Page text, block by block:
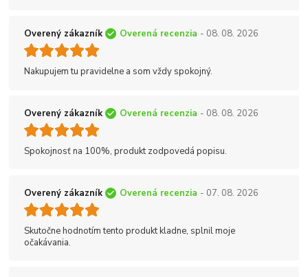
Overený zákazník Overená recenzia - 08. 08. 2026
Nakupujem tu pravidelne a som vždy spokojný.
Overený zákazník Overená recenzia - 08. 08. 2026
Spokojnosť na 100%, produkt zodpovedá popisu.
Overený zákazník Overená recenzia - 07. 08. 2026
Skutočne hodnotím tento produkt kladne, splnil moje
očakávania.